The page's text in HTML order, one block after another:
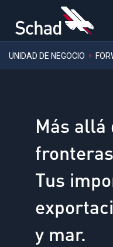
UNIDAD DE NEGOCIO
Más allá
Tus
y mar.